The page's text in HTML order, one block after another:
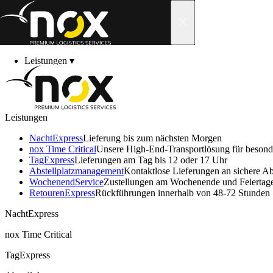
Skip to content
Leistungen ▾
Branchen
Über uns ▾
Neuigkeiten▾
Karriere▾
Kontakt
Leistungen
NachtExpressLieferung bis zum nächsten Morgen
nox Time CriticalUnsere High-End-Transportlösung für
TagExpressLieferungen am Tag bis 12 oder 17 Uhr
Abstell­platz­manage­mentKontaktlose Lieferungen an sichere
Wochenend­ServiceZustellungen am Wochenende und
Retouren­ExpressRückführungen innerhalb von 48-72 Stunden
NachtExpress
nox Time Critical
TagExpress
Impressum
nox Germany GmbH
Katzbergstr. 3, D-40764 Langenfeld
Tel.: +49 (0) 4224 920 000